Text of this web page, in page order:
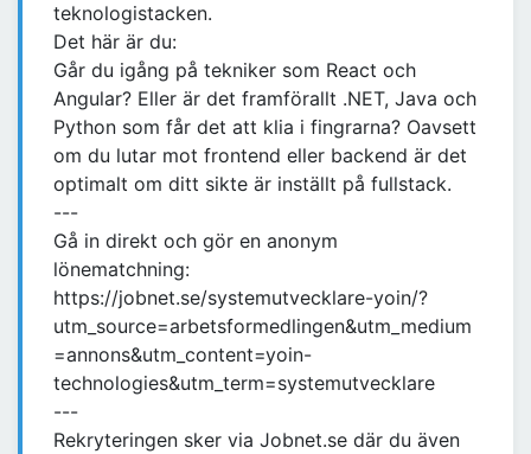
teknologistacken.
Det här är du:
Går du igång på tekniker som React och
Angular? Eller är det framförallt .NET, Java och
Python som får det att klia i fingrarna? Oavsett
om du lutar mot frontend eller backend är det
optimalt om ditt sikte är inställt på fullstack.
---
Gå in direkt och gör en anonym
lönematchning:
https://jobnet.se/systemutvecklare-yoin/?
utm_source=arbetsformedlingen&utm_medium
=annons&utm_content=yoin-
technologies&utm_term=systemutvecklare
---
Rekryteringen sker via Jobnet.se där du även